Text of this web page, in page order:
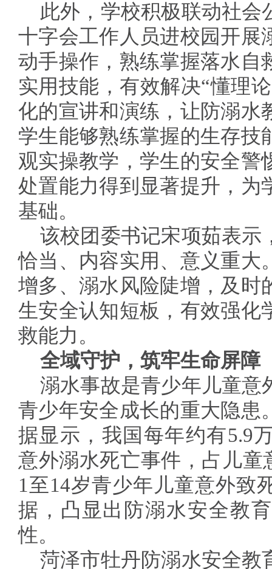
此外，学校积极联动社会
十字会工作人员进校园开展
动手操作，熟练掌握落水自
实用技能，有效解决“懂理
化的宣讲和演练，让防溺水
学生能够熟练掌握的生存技
观实操教学，学生的安全警
处置能力得到显著提升，为
基础。
该校团委书记宋项茹表示
恰当、内容实用、意义重大
增多、溺水风险陡增，及时
生安全认知短板，有效强化
救能力。
全域守护，筑牢生命屏障
溺水事故是青少年儿童意
青少年安全成长的重大隐患
据显示，我国每年约有5.9
意外溺水死亡事件，占儿童
1至14岁青少年儿童意外致
据，凸显出防溺水安全教
性。
菏泽市牡丹防溺水安全教